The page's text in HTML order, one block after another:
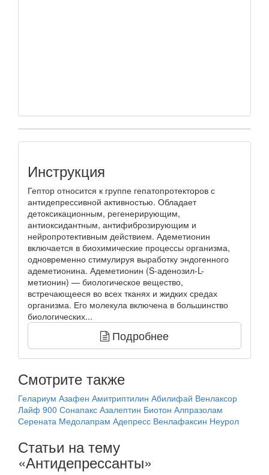
Инструкция
Гептор относится к группе гепатопротекторов с
антидепрессивной активностью. Обладает
детоксикационным, регенерирующим,
антиоксидантным, антифиброзирующим и
нейропротективным действием. Адеметионин
включается в биохимические процессы организма,
одновременно стимулируя выработку эндогенного
адеметионина. Адеметионин (S-аденозил-L-
метионин) — биологическое вещество,
встречающееся во всех тканях и жидких средах
организма. Его молекула включена в большинство
биологических...
Подробнее
Смотрите также
Гелариум Азафен Амитриптилин Абилифай Венлаксор
Лайф 900 Сонапакс Азалептин Биотон Алпразолам
Серената Медолапрам Адепресс Венлафаксин Неурол
Статьи на тему
«Антидепрессанты»